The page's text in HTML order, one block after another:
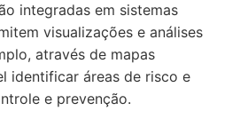
integradas em sistemas
visualizações e análises
através de mapas
identificar áreas de risco e
e prevenção.